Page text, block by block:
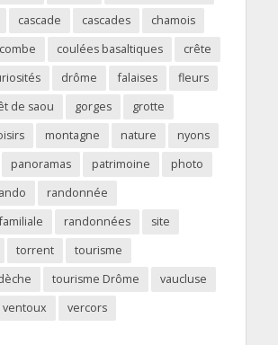
cascade cascades
chamois
combe coulées basaltiques
crête
drôme falaises
fleurs
de saou gorges
grotte
montagne nature
nyons
panoramas patrimoine
photo
randonnée
randonnées
site
torrent
tourisme
tourisme Drôme
vaucluse
ventoux vercors